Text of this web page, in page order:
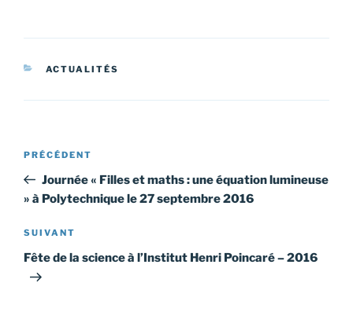
CATÉGORIES
ACTUALITÉS
Navigation
l’article
Article
précédent
PRÉCÉDENT
Journée « Filles et maths : une équation lumineuse
» à Polytechnique le 27 septembre 2016
Article
suivant
SUIVANT
Fête de la science à l’Institut Henri Poincaré – 2016